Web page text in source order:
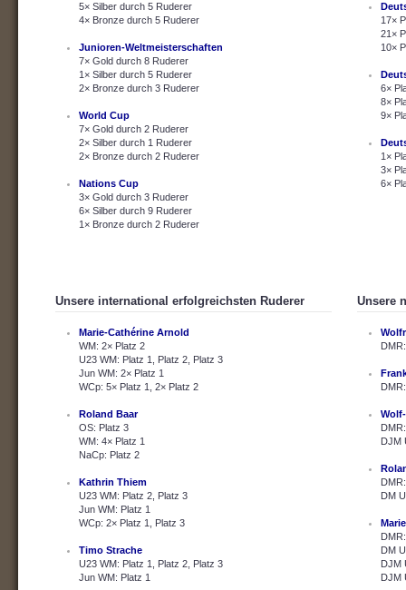
5× Silber durch 5 Ruderer
4× Bronze durch 5 Ruderer
Junioren-Weltmeisterschaften
7× Gold durch 8 Ruderer
1× Silber durch 5 Ruderer
2× Bronze durch 3 Ruderer
World Cup
7× Gold durch 2 Ruderer
2× Silber durch 1 Ruderer
2× Bronze durch 2 Ruderer
Nations Cup
3× Gold durch 3 Ruderer
6× Silber durch 9 Ruderer
1× Bronze durch 2 Ruderer
17×
21×
10×
6×
8×
9×
1×
3×
6×
Unsere international erfolgreichsten Ruderer
Marie-Cathérine Arnold
WM: 2× Platz 2
U23 WM: Platz 1, Platz 2, Platz 3
Jun WM: 2× Platz 1
WCp: 5× Platz 1, 2× Platz 2
Roland Baar
OS: Platz 3
WM: 4× Platz 1
NaCp: Platz 2
Kathrin Thiem
U23 WM: Platz 2, Platz 3
Jun WM: Platz 1
WCp: 2× Platz 1, Platz 3
Timo Strache
U23 WM: Platz 1, Platz 2, Platz 3
Jun WM: Platz 1
Unsere
DJM
DM
DM
DJM
DJM